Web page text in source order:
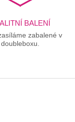
BALENÍ
zabalené v
doubleboxu.